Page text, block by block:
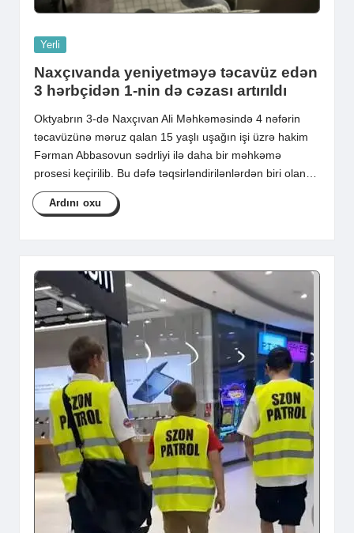
Posted
Yerli
Naxçıvanda yeniyetməyə təcavüz edən
3 hərbçidən 1-nin də cəzası artırıldı
Oktyabrın 3-də Naxçıvan Ali Məhkəməsində 4 nəfərin
təcavüzünə məruz qalan 15 yaşlı uşağın işi üzrə hakim
Fərman Abbasovun sədrliyi ilə daha bir məhkəmə
prosesi keçirilib. Bu dəfə təqsirləndirilənlərdən biri olan…
Ardını oxu